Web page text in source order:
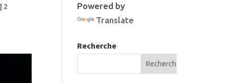
2
Powered by
Translate
Recherche